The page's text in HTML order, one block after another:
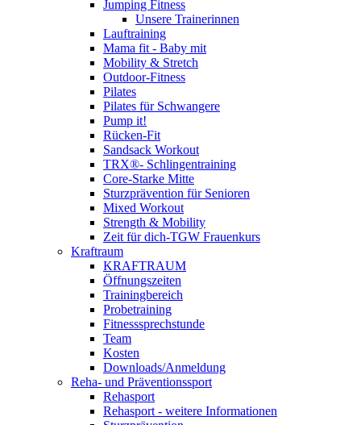
Jumping Fitness
Unsere Trainerinnen
Lauftraining
Mama fit - Baby mit
Mobility & Stretch
Outdoor-Fitness
Pilates
Pilates für Schwangere
Pump it!
Rücken-Fit
Sandsack Workout
TRX®- Schlingentraining
Core-Starke Mitte
Sturzprävention für Senioren
Mixed Workout
Strength & Mobility
Zeit für dich-TGW Frauenkurs
Kraftraum
KRAFTRAUM
Öffnungszeiten
Trainingbereich
Probetraining
Fitnesssprechstunde
Team
Kosten
Downloads/Anmeldung
Reha- und Präventionssport
Rehasport
Rehasport - weitere Informationen